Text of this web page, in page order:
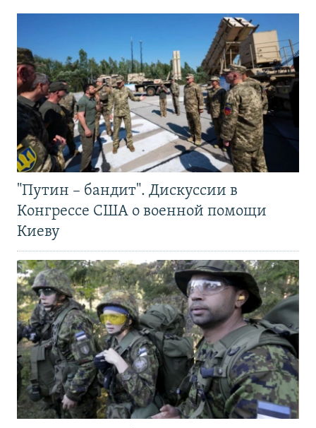
"Путин – бандит". Дискуссии в
Конгрессе США о военной помощи
Киеву